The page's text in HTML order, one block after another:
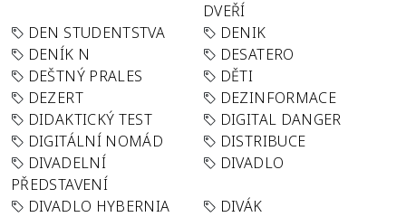
DVEŘÍ
DEN STUDENTSTVA
DENIK
DENÍK N
DESATERO
DEŠTNÝ PRALES
DĚTI
DEZERT
DEZINFORMACE
DIDAKTICKÝ TEST
DIGITAL DANGER
DIGITÁLNÍ NOMÁD
DISTRIBUCE
DIVADELNÍ
PŘEDSTAVENÍ
DIVADLO
DIVADLO HYBERNIA
DIVÁK